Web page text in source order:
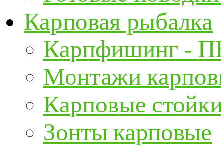
Карповая рыбалка
Карпфишинг -
Монтажи
Карповые
Зонты карповые